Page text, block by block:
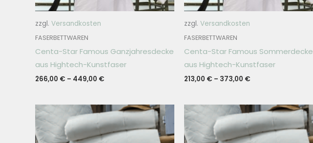
zzgl. Versandkosten
FASERBETTWAREN
Centa-Star Famous Ganzjahresdecke
aus Hightech-Kunstfaser
266,00 € – 449,00 €
zzgl. Versandkosten
FASERBETTWAREN
Centa-Star Famous Sommerdecke
aus Hightech-Kunstfaser
213,00 € – 373,00 €